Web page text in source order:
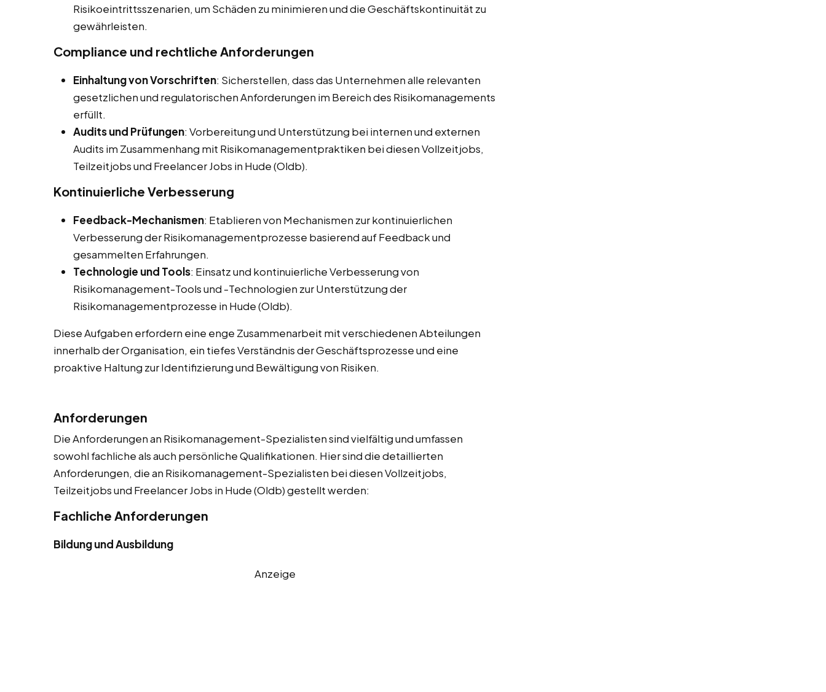
Risikoeintrittsszenarien, um Schäden zu minimieren und die Geschäftskontinuität zu
gewährleisten.
Compliance und rechtliche Anforderungen
Einhaltung von Vorschriften: Sicherstellen, dass das Unternehmen alle relevanten
gesetzlichen und regulatorischen Anforderungen im Bereich des Risikomanagements
erfüllt.
Audits und Prüfungen: Vorbereitung und Unterstützung bei internen und externen
Audits im Zusammenhang mit Risikomanagementpraktiken bei diesen Vollzeitjobs,
Teilzeitjobs und Freelancer Jobs in Hude (Oldb).
Kontinuierliche Verbesserung
Feedback-Mechanismen: Etablieren von Mechanismen zur kontinuierlichen
Verbesserung der Risikomanagementprozesse basierend auf Feedback und
gesammelten Erfahrungen.
Technologie und Tools: Einsatz und kontinuierliche Verbesserung von
Risikomanagement-Tools und -Technologien zur Unterstützung der
Risikomanagementprozesse in Hude (Oldb).
Diese Aufgaben erfordern eine enge Zusammenarbeit mit verschiedenen Abteilungen
innerhalb der Organisation, ein tiefes Verständnis der Geschäftsprozesse und eine
proaktive Haltung zur Identifizierung und Bewältigung von Risiken.
Anforderungen
Die Anforderungen an Risikomanagement-Spezialisten sind vielfältig und umfassen
sowohl fachliche als auch persönliche Qualifikationen. Hier sind die detaillierten
Anforderungen, die an Risikomanagement-Spezialisten bei diesen Vollzeitjobs,
Teilzeitjobs und Freelancer Jobs in Hude (Oldb) gestellt werden:
Fachliche Anforderungen
Bildung und Ausbildung
Anzeige